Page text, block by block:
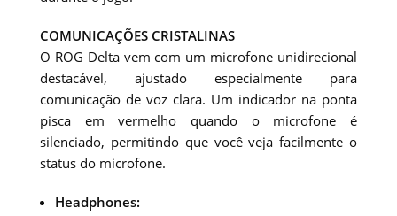
COMUNICAÇÕES CRISTALINAS
O ROG Delta vem com um microfone unidirecional
destacável, ajustado especialmente para
comunicação de voz clara. Um indicador na ponta
pisca em vermelho quando o microfone é
silenciado, permitindo que você veja facilmente o
status do microfone.
Headphones: